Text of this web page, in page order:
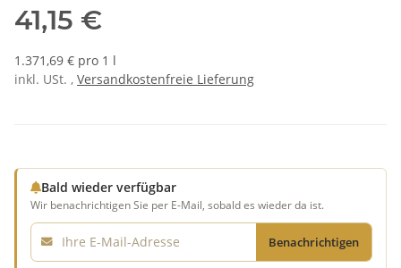
41,15 €
1.371,69 € pro 1 l
inkl. USt. , Versandkostenfreie Lieferung
Bald wieder verfügbar
Wir benachrichtigen Sie per E-Mail, sobald es wieder da ist.
E-Mail
Benachrichtigen